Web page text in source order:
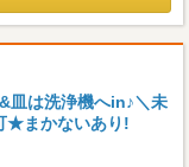
皿は洗浄機へin♪＼未
★まかないあり!